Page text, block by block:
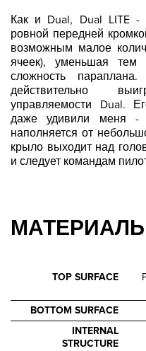
Как и Dual, Dual LITE -
ровной передней
возможным малое
ячеек), уменьшая тем
сложность
действительно
управляемости Dual.
даже удивили меня -
наполняется от
крыло выходит над
и следует командам
TOP SURFACE
BOTTOM SURFACE
INTERNAL
STRUCTURE